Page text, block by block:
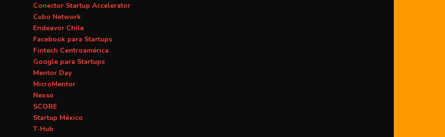
Conector Startup Accelerator
Cubo Network
Endeavor Chile
Facebook para Startups
Fintech Centroamérica
Google para Startups
Mentor Day
MicroMentor
Nexso
SCORE
Startup México
T-Hub